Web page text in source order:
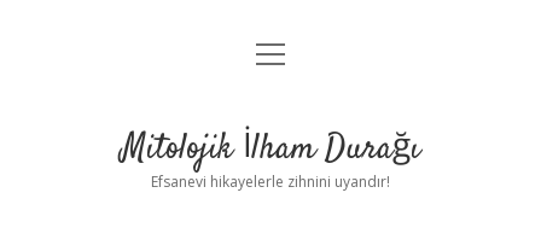
Anasayfa
Yasal Uyarı
menüyü
Mitolojik İlham Durağı
Efsanevi hikayelerle zihnini uyandır!